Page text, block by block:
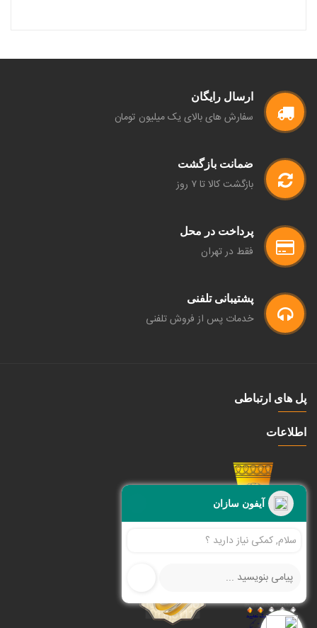
ارسال رایگان
سفارش های بالای یک میلیون تومان
ضمانت بازگشت
بازگشت کالا تا ۷ روز
پرداخت در محل
فقط در تهران
پشتیبانی تلفنی
خدمات پس از فروش تلفنی
پل های ارتباطی
اطلاعات
آیفون سازان
سلام, کمکی نیاز دارید ؟